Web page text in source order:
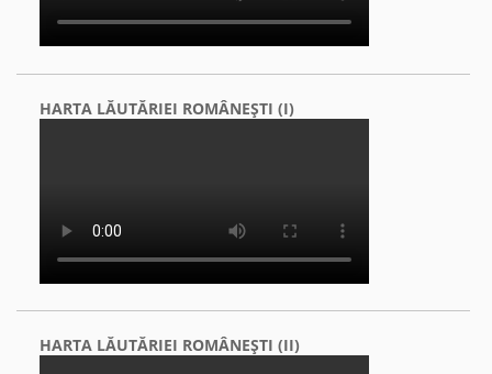
HARTA LĂUTĂRIEI ROMÂNEŞTI (I)
HARTA LĂUTĂRIEI ROMÂNEŞTI (II)